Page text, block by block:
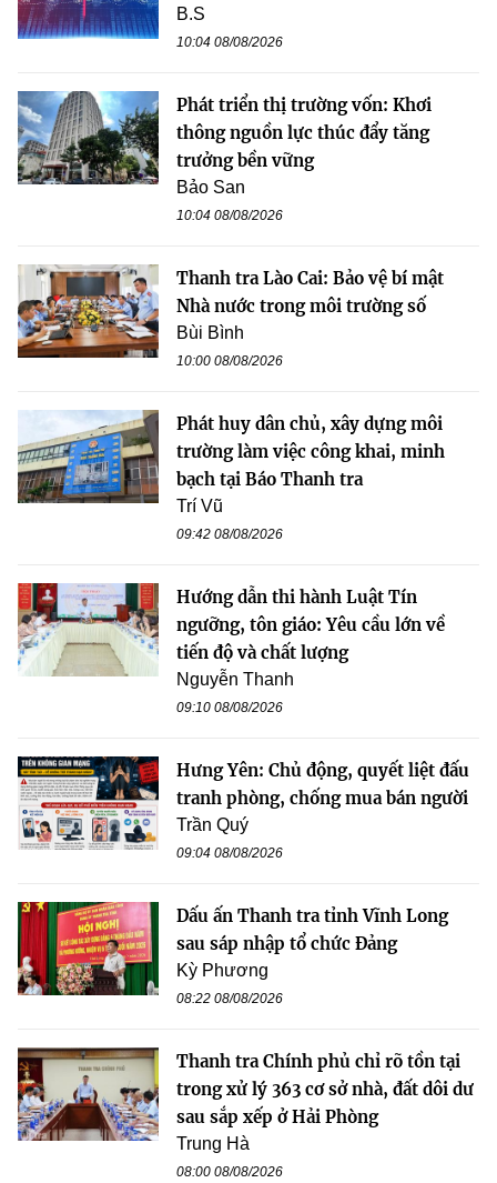
B.S
10:04 08/08/2026
Phát triển thị trường vốn: Khơi
thông nguồn lực thúc đẩy tăng
trưởng bền vững
Bảo San
10:04 08/08/2026
Thanh tra Lào Cai: Bảo vệ bí mật
Nhà nước trong môi trường số
Bùi Bình
10:00 08/08/2026
Phát huy dân chủ, xây dựng môi
trường làm việc công khai, minh
bạch tại Báo Thanh tra
Trí Vũ
09:42 08/08/2026
Hướng dẫn thi hành Luật Tín
ngưỡng, tôn giáo: Yêu cầu lớn về
tiến độ và chất lượng
Nguyễn Thanh
09:10 08/08/2026
Hưng Yên: Chủ động, quyết liệt đấu
tranh phòng, chống mua bán người
Trần Quý
09:04 08/08/2026
Dấu ấn Thanh tra tỉnh Vĩnh Long
sau sáp nhập tổ chức Đảng
Kỳ Phương
08:22 08/08/2026
Thanh tra Chính phủ chỉ rõ tồn tại
trong xử lý 363 cơ sở nhà, đất dôi dư
sau sắp xếp ở Hải Phòng
Trung Hà
08:00 08/08/2026